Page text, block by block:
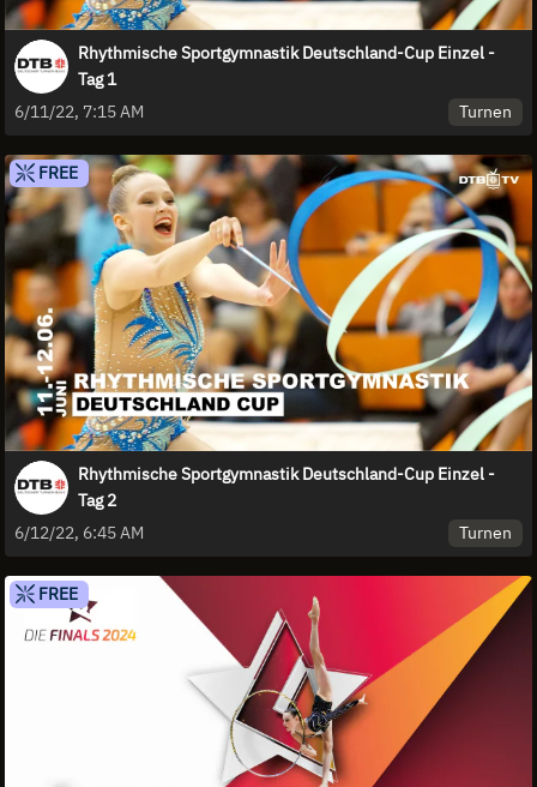
Rhythmische Sportgymnastik Deutschland-Cup Einzel -
Tag 1
6/11/22, 7:15 AM
Turnen
FREE
Rhythmische Sportgymnastik Deutschland-Cup Einzel -
Tag 2
6/12/22, 6:45 AM
Turnen
FREE